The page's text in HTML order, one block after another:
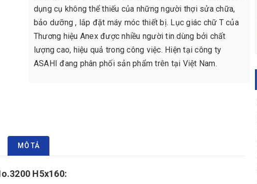
dụng cụ không thể thiếu của những người thợi sửa chữa,
bảo dưỡng , lắp đặt máy móc thiết bị. Lục giác chữ T của
Thương hiệu Anex được nhiều người tin dùng bởi chất
lượng cao, hiệu quả trong công việc. Hiện tại công ty
ASAHI đang phân phối sản phẩm trên tại Việt Nam.
MÔ TẢ
H5x160: